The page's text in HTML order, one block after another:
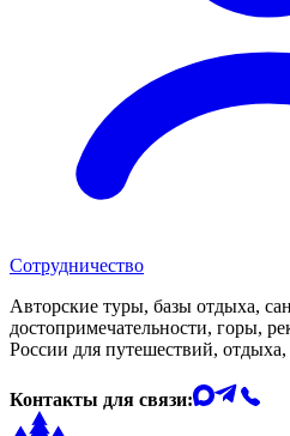
Сотрудничество
Авторские туры, базы отдыха,
достопримечательности, горы,
России для путешествий,
Контакты для связи: